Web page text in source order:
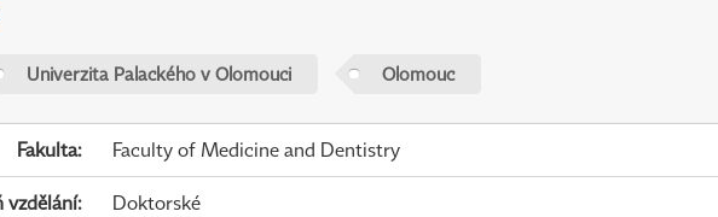
Univerzita Palackého v Olomouci Olomouc
Fakulta: Faculty of Medicine and Dentistry
vzdělání: Doktorské